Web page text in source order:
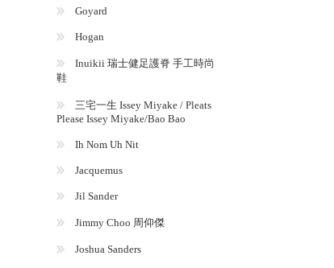
Goyard
Hogan
Inuikii 瑞士健足護脊 手工時尚
鞋
三宅一生 Issey Miyake / Pleats
Please Issey Miyake/Bao Bao
Ih Nom Uh Nit
Jacquemus
Jil Sander
Jimmy Choo 周仰傑
Joshua Sanders